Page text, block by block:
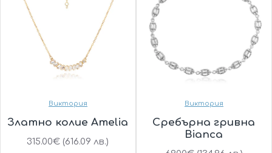
Виктория
Златно колие Amelia
315.00€ (616.09 лв.)
Виктория
Сребърна гривна
Bianca